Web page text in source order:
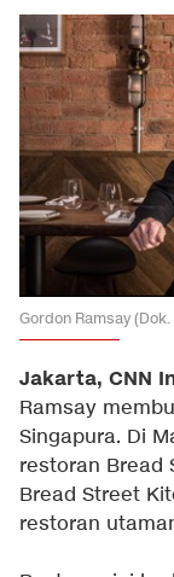
Gordon Ramsay
Jakarta, CNN
Ramsay
Singapura. Di
restoran Bread
Bread Street
restoran